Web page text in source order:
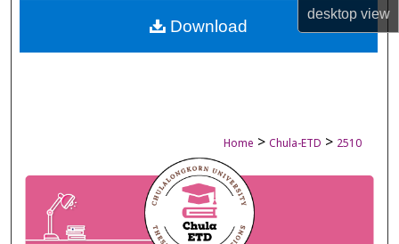
desktopview
Digital Commons Network™
Home > Chula-ETD > 2510
Download